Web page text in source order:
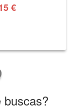
€
buscas?